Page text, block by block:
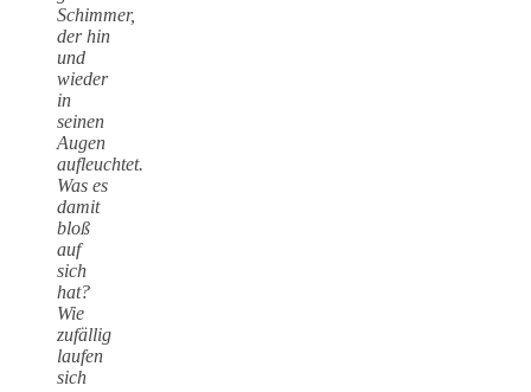
Schimmer,
der hin
und
wieder
in
seinen
Augen
aufleuchtet.
Was es
damit
bloß
auf
sich
hat?
Wie
zufällig
laufen
sich